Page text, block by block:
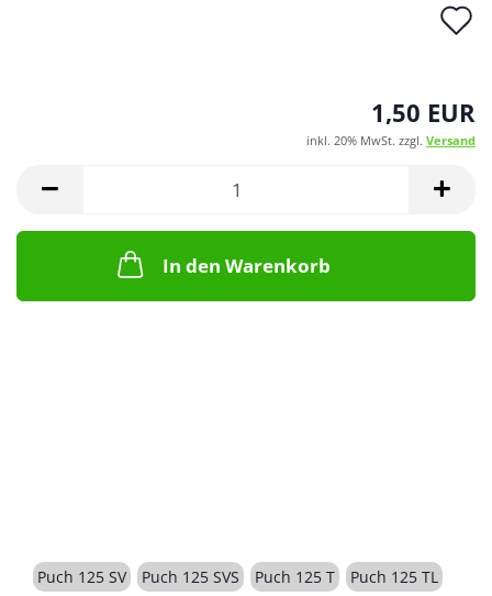
1,50 EUR
inkl. 20% MwSt. zzgl. Versand
In den Warenkorb
Puch 125 SV Puch 125 SVS Puch 125 T Puch 125 TL